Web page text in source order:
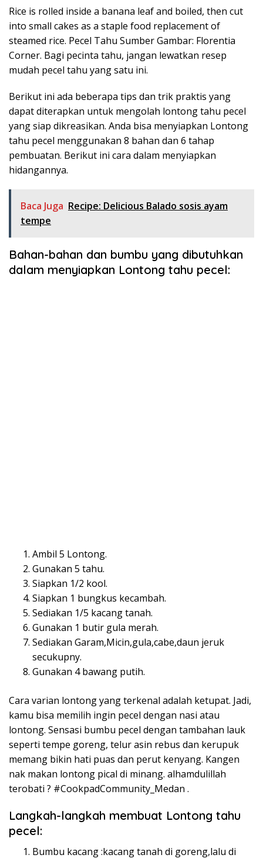
Rice is rolled inside a banana leaf and boiled, then cut
into small cakes as a staple food replacement of
steamed rice. Pecel Tahu Sumber Gambar: Florentia
Corner. Bagi pecinta tahu, jangan lewatkan resep
mudah pecel tahu yang satu ini.
Berikut ini ada beberapa tips dan trik praktis yang
dapat diterapkan untuk mengolah lontong tahu pecel
yang siap dikreasikan. Anda bisa menyiapkan Lontong
tahu pecel menggunakan 8 bahan dan 6 tahap
pembuatan. Berikut ini cara dalam menyiapkan
hidangannya.
Baca Juga Recipe: Delicious Balado sosis ayam
tempe
Bahan-bahan dan bumbu yang dibutuhkan
dalam menyiapkan Lontong tahu pecel:
Ambil 5 Lontong.
Gunakan 5 tahu.
Siapkan 1/2 kool.
Siapkan 1 bungkus kecambah.
Sediakan 1/5 kacang tanah.
Gunakan 1 butir gula merah.
Sediakan Garam,Micin,gula,cabe,daun jeruk
secukupny.
Gunakan 4 bawang putih.
Cara varian lontong yang terkenal adalah ketupat. Jadi,
kamu bisa memilih ingin pecel dengan nasi atau
lontong. Sensasi bumbu pecel dengan tambahan lauk
seperti tempe goreng, telur asin rebus dan kerupuk
memang bikin hati puas dan perut kenyang. Kangen
nak makan lontong pical di minang. alhamdulillah
terobati ? #CookpadCommunity_Medan .
Langkah-langkah membuat Lontong tahu
pecel:
Bumbu kacang :kacang tanah di goreng,lalu di